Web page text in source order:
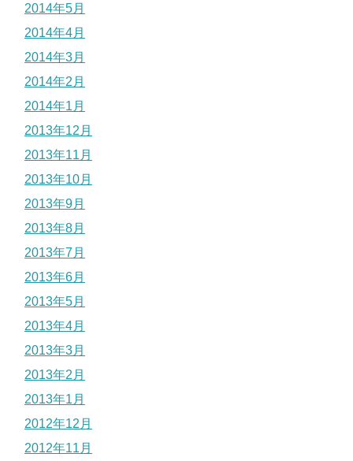
2014年5月
2014年4月
2014年3月
2014年2月
2014年1月
2013年12月
2013年11月
2013年10月
2013年9月
2013年8月
2013年7月
2013年6月
2013年5月
2013年4月
2013年3月
2013年2月
2013年1月
2012年12月
2012年11月